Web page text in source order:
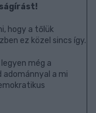
hogy a tőlük
ez közel sincs így.
még a
a mi